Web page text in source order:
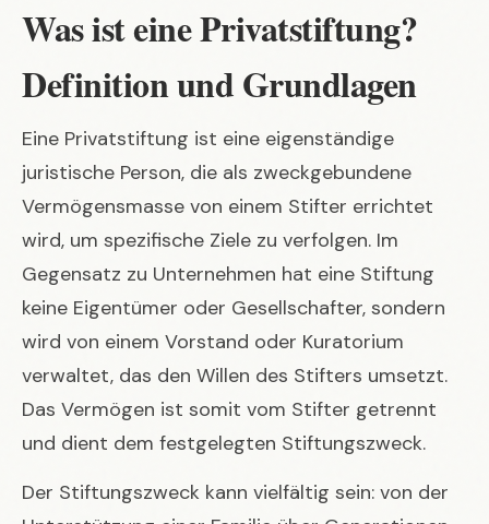
Was ist eine Privatstiftung?
Definition und Grundlagen
Eine Privatstiftung ist eine eigenständige
juristische Person, die als zweckgebundene
Vermögensmasse von einem Stifter errichtet
wird, um spezifische Ziele zu verfolgen. Im
Gegensatz zu Unternehmen hat eine Stiftung
keine Eigentümer oder Gesellschafter, sondern
wird von einem Vorstand oder Kuratorium
verwaltet, das den Willen des Stifters umsetzt.
Das Vermögen ist somit vom Stifter getrennt
und dient dem festgelegten Stiftungszweck.
Der Stiftungszweck kann vielfältig sein: von der